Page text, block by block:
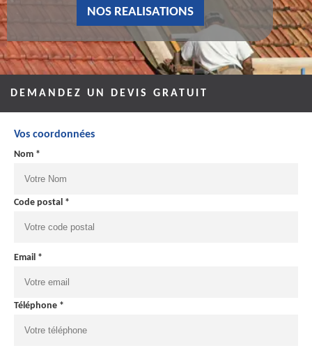
NOS REALISATIONS
DEMANDEZ UN DEVIS GRATUIT
Vos coordonnées
Nom *
Code postal *
Email *
Téléphone *